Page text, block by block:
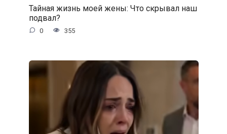
Тайная жизнь моей жены: Что скрывал наш
подвал?
0 355